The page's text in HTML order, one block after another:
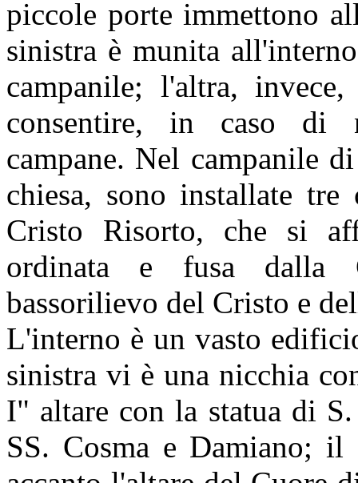
piccole porte immettono
sinistra è munita
campanile; l'altra,
consentire, in caso di
campane. Nel campanile
chiesa, sono installate
Cristo Risorto, che si
ordinata e fusa dalla
bassorilievo del Cristo e
L'interno è un vasto
sinistra vi è una nicchia
I" altare con la statua di
SS. Cosma e Damiano;